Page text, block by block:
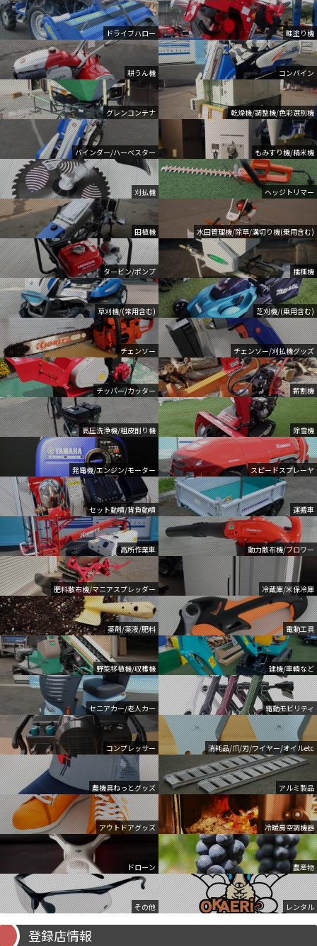
ドライブハロー 畦塗り機
耕うん機 コンバイン
グレンコンテナ 乾燥機/調整機/色彩選別機
バインダー/ハーベスター もみすり機/精米機
刈払機 ヘッジトリマー
田植機 水田管理機/除草/溝切り機(乗用含む)
タービン/ポンプ 播種機
草刈機/(常用含む) 芝刈機/(乗用含む)
チェンソー チェンソー/刈払機グッズ
チッパー/カッター 薪割機
高圧洗浄機/粗皮削り機 除雪機
発電機/エンジン/モーター スピードスプレーヤ
セット動噴/背負動噴 運搬車
高所作業車 動力散布機/ブロワー
肥料散布機/マニアスプレッダー 冷蔵庫/米保冷庫
薬剤/薬液/肥料 電動工具
野菜移植機/収穫機 建機/車輌など
セニアカー/老人カー 電動モビリティ
コンプレッサー 消耗品/爪/刃/ワイヤー/オイルetc
農機具ねっとグッズ アルミ製品
アウトドアグッズ 冷暖房空調機器
ドローン 農産物
その他 レンタル
登録店情報